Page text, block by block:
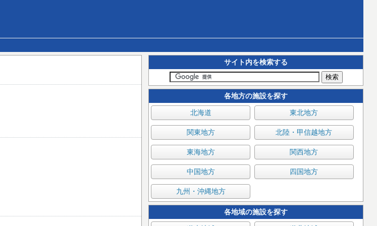
サイト内を検索する
各地方の施設を探す
北海道 東北地方
関東地方 北陸・甲信越地方
東海地方 関西地方
中国地方 四国地方
九州・沖縄地方
各地域の施設を探す